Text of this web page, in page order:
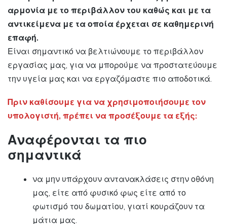
αρμονία με το περιβάλλον του καθώς και με τα
αντικείμενα με τα οποία έρχεται σε καθημερινή
επαφή.
Είναι σημαντικό να βελτιώνουμε το περιβάλλον
εργασίας μας, για να μπορούμε να προστατεύουμε
την υγεία μας και να εργαζόμαστε πιο αποδοτικά.
Πριν καθίσουμε για να χρησιμοποιήσουμε τον
υπολογιστή, πρέπει να προσέξουμε τα εξής:
Αναφέρονται τα πιο
σημαντικά
να μην υπάρχουν αντανακλάσεις στην οθόνη
μας, είτε από φυσικό φως είτε από το
φωτισμό του δωματίου, γιατί κουράζουν τα
μάτια μας.